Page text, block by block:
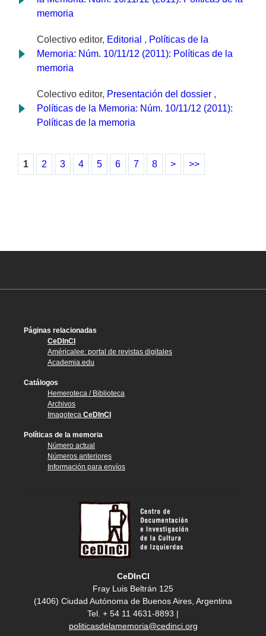
memoria
Colectivo editor, Editorial , Políticas de la
Memoria: Núm. 10/11/12 (2011): Políticas de la
memoria
Colectivo editor, Presentación del dossier ,
Políticas de la Memoria: Núm. 10/11/12 (2011):
Políticas de la memoria
1 2 3 4 5 6 7 8 > >>
Páginas relacionadas
CeDInCI
Américalee: portal de revistas digitales
Academia.edu
Catálogos
Hemeroteca / Biblioteca
Archivos
Imagoteca CeDInCI
Políticas de la memoria
Número actual
Números anteriores
Información para envíos
CeDInCI
Fray Luis Beltrán 125
(1406) Ciudad Autónoma de Buenos Aires, Argentina
Tel. + 54 11 4631-8893 |
politicasdelamemoria@cedinci.org